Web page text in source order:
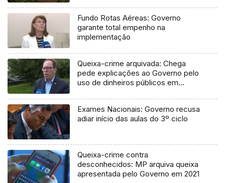
Fundo Rotas Aéreas: Governo
garante total empenho na
implementação
Queixa-crime arquivada: Chega
pede explicações ao Governo pelo
uso de dinheiros públicos em
Exames Nacionais: Governo recusa
adiar início das aulas do 3º ciclo
Queixa-crime contra
desconhecidos: MP arquiva queixa
apresentada pelo Governo em 2021